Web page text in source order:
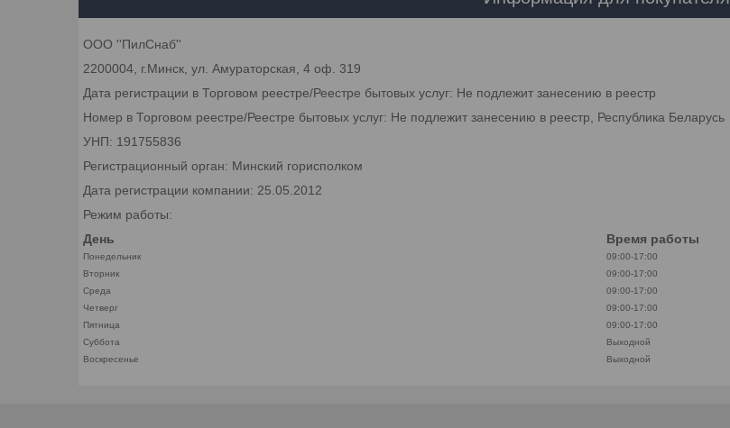
ООО ''ПилСнаб''
2200004, г.Минск, ул. Амураторская, 4 оф. 319
Дата регистрации в Торговом реестре/Реестре бытовых услуг: Не подлежит занесению в реестр
Номер в Торговом реестре/Реестре бытовых услуг: Не подлежит занесению в реестр, Республика Беларусь
УНП: 191755836
Регистрационный орган: Минский горисполком
Дата регистрации компании: 25.05.2012
Режим работы:
День
Время работы
Понедельник
09:00-17:00
Вторник
09:00-17:00
Среда
09:00-17:00
Четверг
09:00-17:00
Пятница
09:00-17:00
Суббота
Выходной
Воскресенье
Выходной